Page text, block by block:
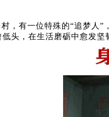
，有一位特殊的“追梦人
头，在生活磨砺中愈发